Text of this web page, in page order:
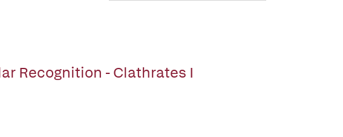
Recognition - Clathrates I